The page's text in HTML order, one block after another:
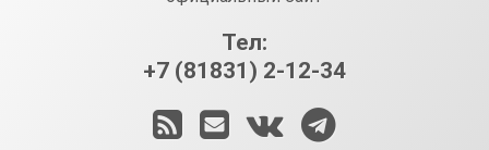
Тел:
+7 (81831) 2-12-34
RSSE-mailВКонтакте
Telegram